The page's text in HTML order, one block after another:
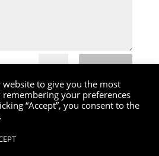
Envoi
website to give you the most
remembering your preferences
“Accept”, you consent to the